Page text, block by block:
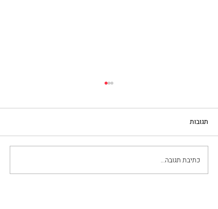
פרוסות בקר ברוטב פיצאיולה
תגובות
כתיבת תגובה...